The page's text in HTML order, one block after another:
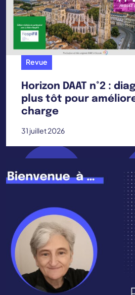
Revue
Horizon DAAT n°2 :
plus tôt pour
charge
31 juillet 2026